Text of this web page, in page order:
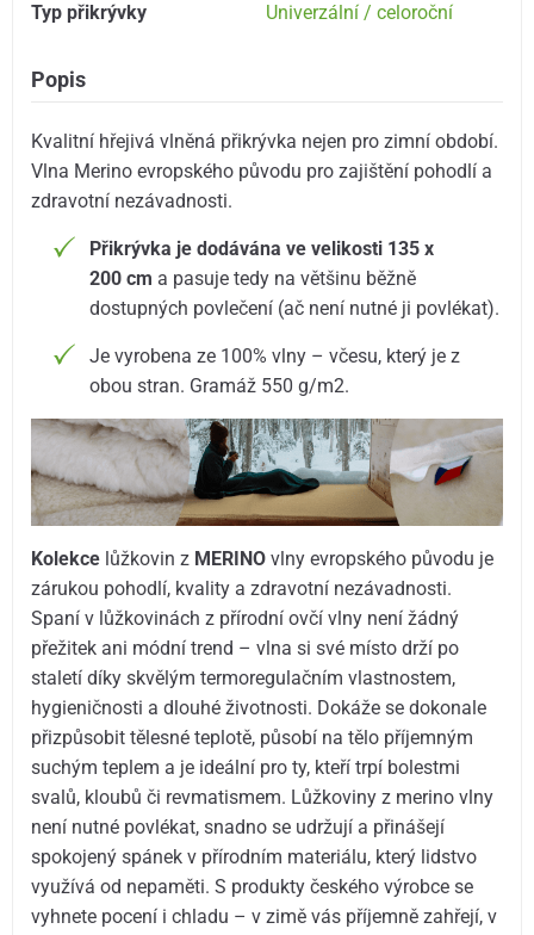
Typ přikrývky
Univerzální / celoroční
Popis
Kvalitní hřejivá vlněná přikrývka nejen pro zimní období.
Vlna Merino evropského původu pro zajištění pohodlí a
zdravotní nezávadnosti.
Přikrývka je dodávána ve velikosti 135 x
200 cm a pasuje tedy na většinu běžně
dostupných povlečení (ač není nutné ji povlékat).
Je vyrobena ze 100% vlny – včesu, který je z
obou stran. Gramáž 550 g/m2.
Kolekce lůžkovin z MERINOvlny evropského původu je
zárukou pohodlí, kvality a zdravotní nezávadnosti.
Spaní v lůžkovinách z přírodní ovčí vlny není žádný
přežitek ani módní trend – vlna si své místo drží po
staletí díky skvělým termoregulačním vlastnostem,
hygieničnosti a dlouhé životnosti. Dokáže se dokonale
přizpůsobit tělesné teplotě, působí na tělo příjemným
suchým teplem a je ideální pro ty, kteří trpí bolestmi
svalů, kloubů či revmatismem. Lůžkoviny z merino vlny
není nutné povlékat, snadno se udržují a přinášejí
spokojený spánek v přírodním materiálu, který lidstvo
využívá od nepaměti. S produkty českého výrobce se
vyhnete pocení i chladu – v zimě vás příjemně zahřejí, v